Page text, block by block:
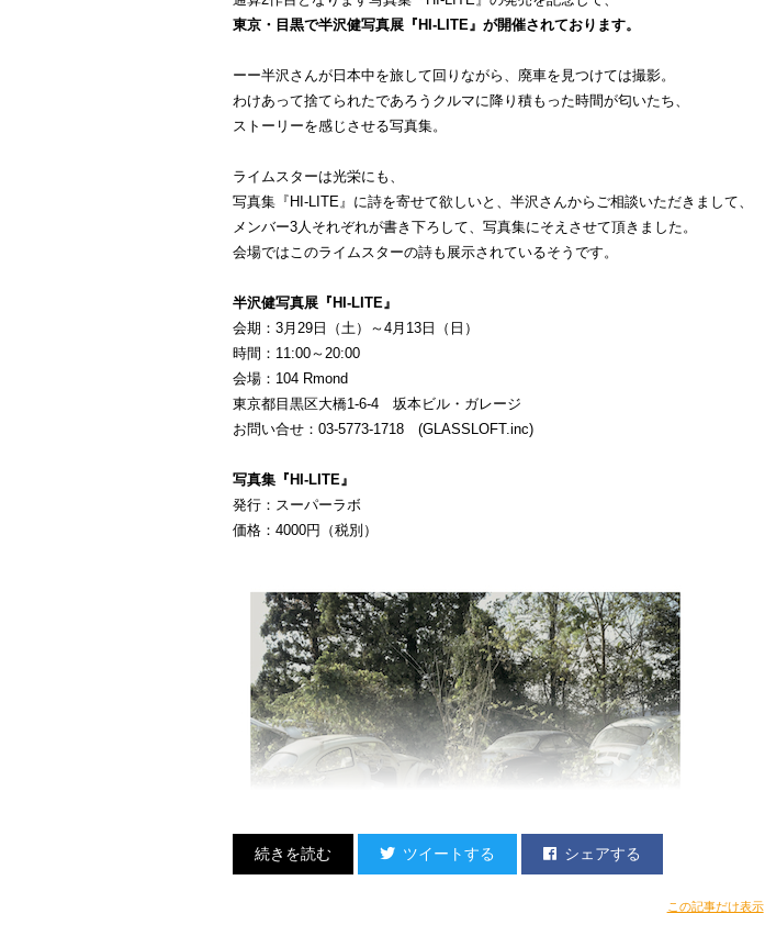
東京・目黒で半沢健写真展『HI-LITE』が開催されております。
ーー半沢さんが日本中を旅して回りながら、廃車を見つけては撮影。
わけあって捨てられたであろうクルマに降り積もった時間が匂いたち、
ストーリーを感じさせる写真集。
ライムスターは光栄にも、
写真集『HI-LITE』に詩を寄せて欲しいと、 半沢さんからご相談いただきまして、
メンバー3人それぞれが書き下ろして、 写真集にそえさせて頂きました。
会場ではこのライムスターの詩も展示されているそうです。
半沢健写真展『HI-LITE』
会期：3月29日（土）～4月13日（日）
時間：11:00～20:00
会場：104 Rmond
東京都目黒区大橋1-6-4 坂本ビル・ガレージ
お問い合せ：03-5773-1718 (GLASSLOFT.inc)
写真集『HI-LITE』
発行：スーパーラボ
価格：4000円（税別）
ツイートする シェアする
この記事だけ表示